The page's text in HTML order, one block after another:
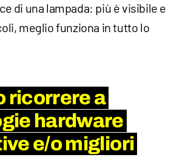
di una lampada: più è visibile e
meglio funziona in tutto lo
ricorrere a
hardware
e/o migliori